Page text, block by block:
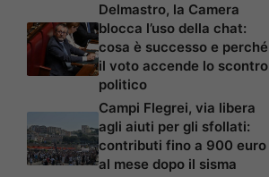
Delmastro, la Camera
blocca l’uso della chat:
cosa è successo e perché
il voto accende lo scontro
politico
Campi Flegrei, via libera
agli aiuti per gli sfollati:
contributi fino a 900 euro
al mese dopo il sisma